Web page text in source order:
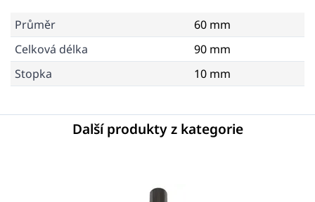
Průměr
60 mm
Celková délka
90 mm
Stopka
10 mm
Další produkty z kategorie